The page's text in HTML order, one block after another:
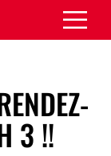
3 !!